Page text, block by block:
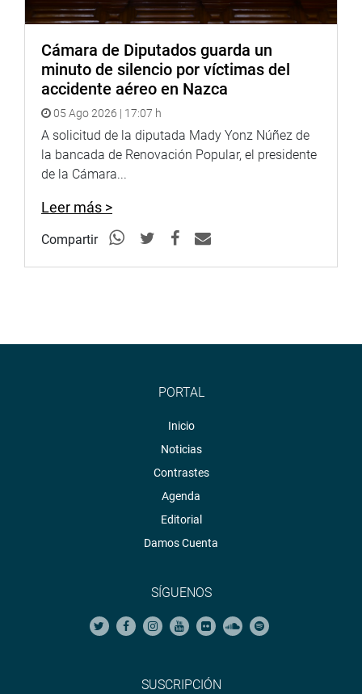
Cámara de Diputados guarda un
minuto de silencio por víctimas del
accidente aéreo en Nazca
05 Ago 2026 | 17:07 h
A solicitud de la diputada Mady Yonz Núñez de
la bancada de Renovación Popular, el presidente
de la Cámara...
Leer más >
Compartir
PORTAL
Inicio
Noticias
Contrastes
Agenda
Editorial
Damos Cuenta
SÍGUENOS
SUSCRIPCIÓN